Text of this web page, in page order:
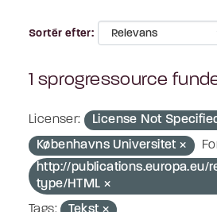
Sortér efter
1 sprogressource
Licenser: License Not
Københavns Universitet
http://publications.europa.eu/
type/HTML
Tags:
Tekst